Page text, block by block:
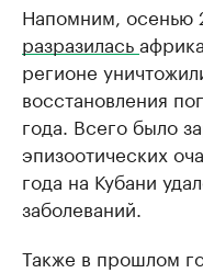
Напомним, осенью
разразилась
регионе
восстановления
года. Всего было
эпизоотических
года на Кубани
заболеваний.
Также в прошлом